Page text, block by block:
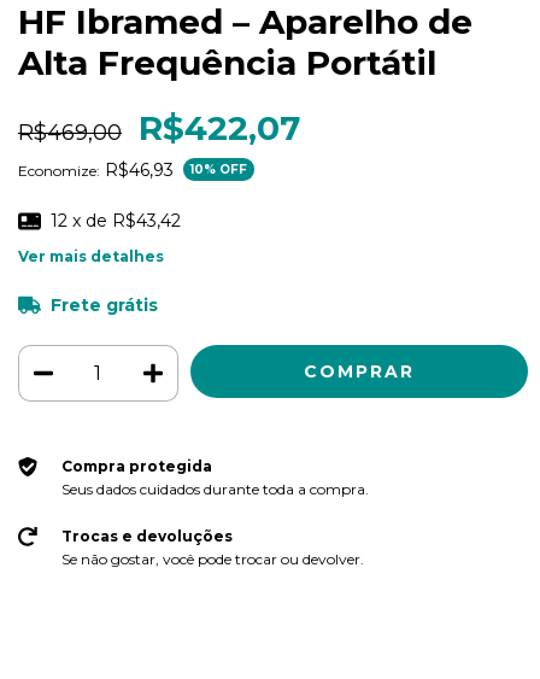
HF Ibramed – Aparelho de
Alta Frequência Portátil
R$469,00 R$422,07
Economize: R$46,93 10% OFF
12 x de R$43,42
Ver mais detalhes
Frete grátis
Compra protegida
Seus dados cuidados durante toda a compra.
Trocas e devoluções
Se não gostar, você pode trocar ou devolver.